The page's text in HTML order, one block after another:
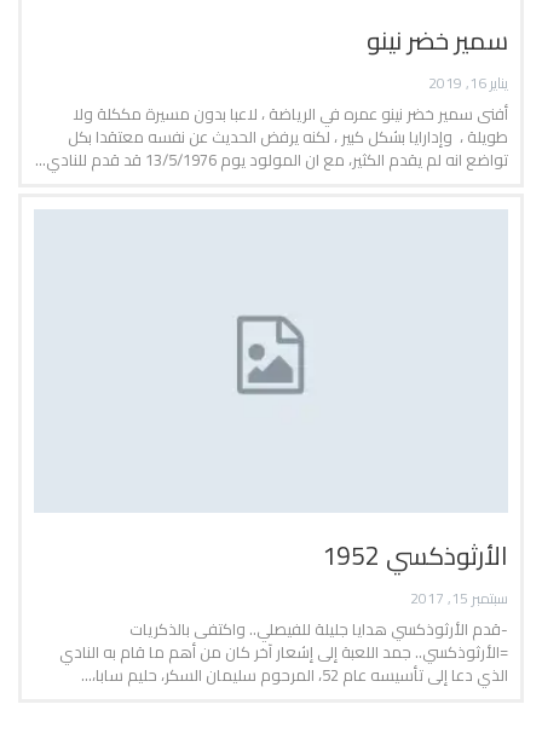
سمير خضر نينو
يناير 16, 2019
أفنى سمير خضر نينو عمره في الرياضة ، لاعبا بدون مسيرة مككلة ولا
طويلة ، وإدارايا بشكل كبير ، لكنه يرفض الحديث عن نفسه معتقدا بكل
تواضع انه لم يقدم الكثير، مع ان المولود يوم 13/5/1976 قد قدم للنادي…
الأرثوذكسي 1952
سبتمبر 15, 2017
-قدم الأرثوذكسي هدايا جليلة للفيصلي.. واكتفى بالذكريات
=الأرثوذكسي.. جمد اللعبة إلى إشعار آخر كان من أهم ما قام به النادي
الذي دعا إلى تأسيسه عام 52، المرحوم سليمان السكر، حليم سابا،…